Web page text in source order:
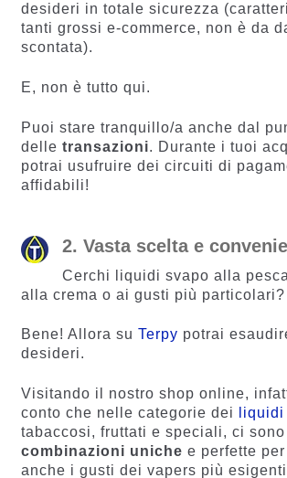
desideri in totale sicurezza
tanti grossi e-commerce, non è da
scontata).
E, non è tutto qui.
Puoi stare tranquillo/a anche dal
delle transazioni. Durante i tuoi
potrai usufruire dei circuiti di
affidabili!
2. Vasta scelta e
Cerchi liquidi svapo alla
alla crema o ai gusti più particolari?
Bene! Allora su Terpy potrai
desideri.
Visitando il nostro shop online,
conto che nelle categorie dei
tabaccosi, fruttati e speciali, ci sono
combinazioni uniche e perfette
anche i gusti dei vapers più